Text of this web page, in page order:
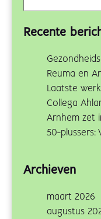
Recente
Reuma en
Laatste
Collega
Arnhem zet
50-plussers:
Archieven
maart 2026
augustus